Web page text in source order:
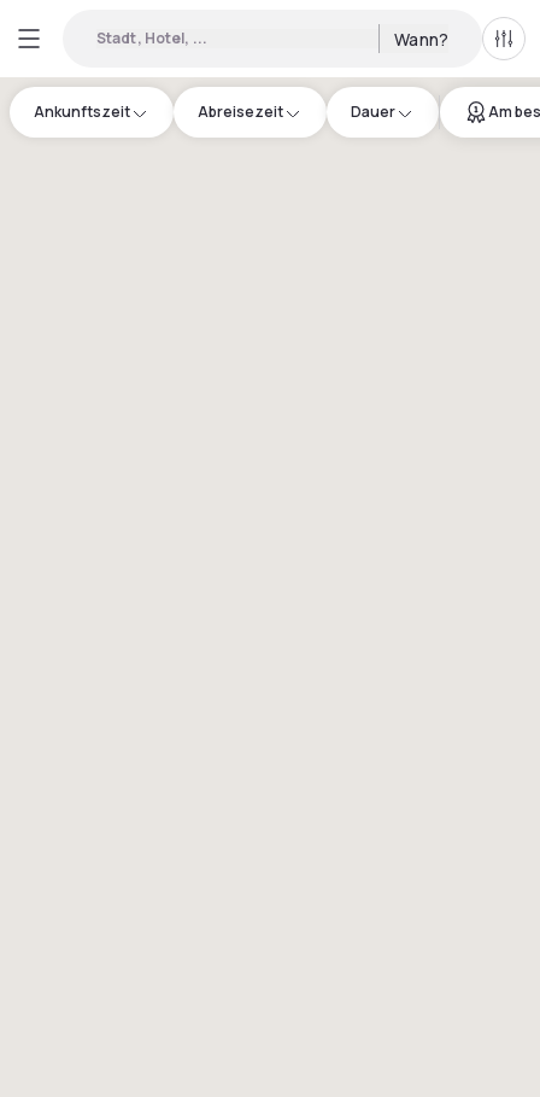
Stadt, Hotel, ... Wann? Alle
Ankunftszeit Abreisezeit Dauer Am